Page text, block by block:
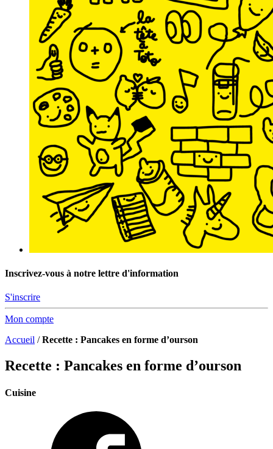
Inscrivez-vous à notre lettre d'information
S'inscrire
Mon compte
Accueil /Recette : Pancakes en forme d’ourson
Recette : Pancakes en forme d’ourson
Cuisine